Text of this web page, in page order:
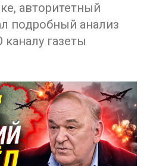
авторитетный
подробный анализ
газеты